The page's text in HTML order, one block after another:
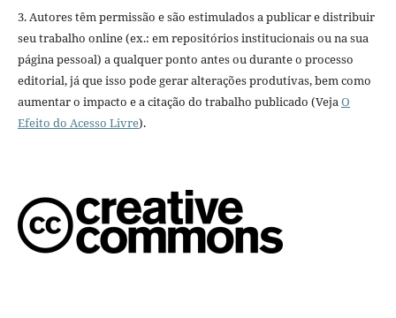
3. Autores têm permissão e são estimulados a publicar e distribuir
seu trabalho online (ex.: em repositórios institucionais ou na sua
página pessoal) a qualquer ponto antes ou durante o processo
editorial, já que isso pode gerar alterações produtivas, bem como
aumentar o impacto e a citação do trabalho publicado (VejaO
Efeito do Acesso Livre).